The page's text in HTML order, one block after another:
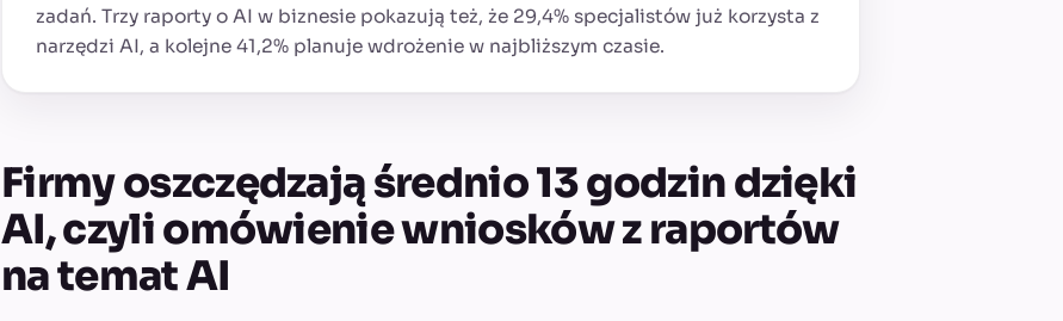
zadań. Trzy raporty o AI w biznesie pokazują też, że 29,4% specjalistów już korzysta z
narzędzi AI, a kolejne 41,2% planuje wdrożenie w najbliższym czasie.
Firmy oszczędzają średnio 13 godzin dzięki
AI, czyli omówienie wniosków z raportów
na temat AI